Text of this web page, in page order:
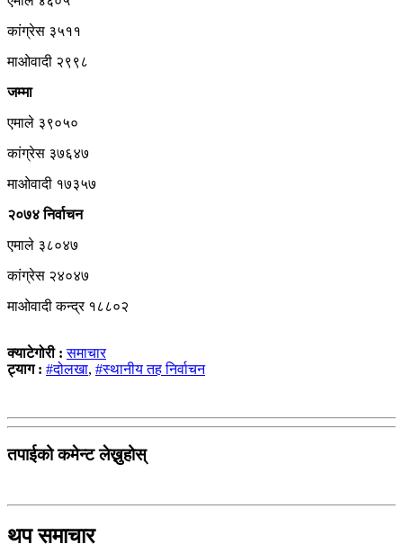
कांग्रेस ३५११
माओवादी २९९८
जम्मा
एमाले ३९०५०
कांग्रेस ३७६४७
माओवादी १७३५७
२०७४ निर्वाचन
एमाले ३८०४७
कांग्रेस २४०४७
माओवादी कन्द्र १८८०२
क्याटेगोरी :समाचार
ट्याग : #दोलखा, #स्थानीय तह निर्वाचन
तपाईको कमेन्ट लेख्नुहोस्
थप समाचार